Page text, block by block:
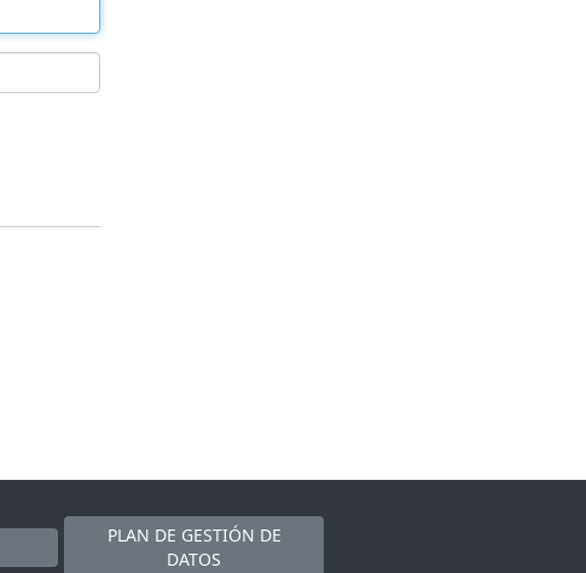
PLAN DE GESTIÓN DE
DATOS